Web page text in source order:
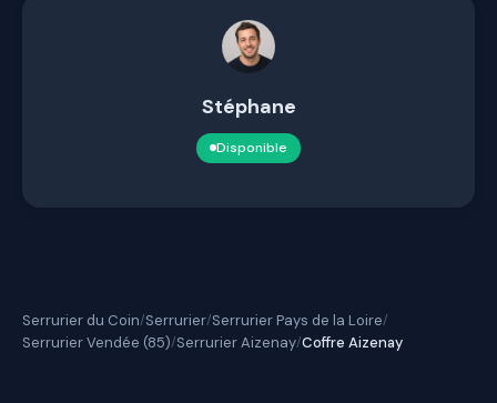
Stéphane
Disponible
Serrurier du Coin/Serrurier/Serrurier Pays de la Loire/
Serrurier Vendée (85)/Serrurier Aizenay/Coffre Aizenay